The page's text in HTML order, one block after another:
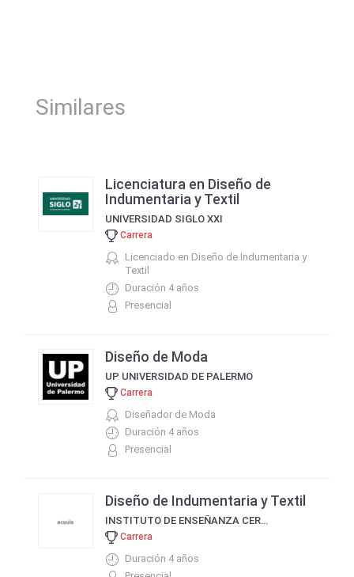
Similares
Licenciatura en Diseño de
Indumentaria y Textil
UNIVERSIDAD SIGLO XXI
Carrera
Licenciado en Diseño de Indumentaria y
Textil
Duración 4 años
Presencial
Diseño de Moda
UP UNIVERSIDAD DE PALERMO
Carrera
Diseñador de Moda
Duración 4 años
Presencial
Diseño de Indumentaria y Textil
INSTITUTO DE ENSEÑANZA CERVANTES - RÍO CUARTO
Carrera
Duración 4 años